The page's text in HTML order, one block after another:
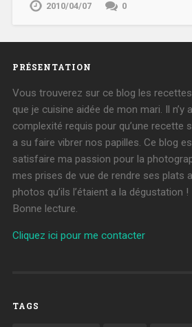
2010/04/07 0
PRÉSENTATION
Vous trouverez sur ce blog les
que je cuisine aidée de mon mari. Il n’y
complexité requis pour qu’une recette
a su faire vibrer nos papilles. Ce blog
satisfaire ma passion pour la
mes prises de vue de rendre ses plats
photos qu’ils l’étaient a la dégustation !
Bonne lecture.
Cliquez ici pour me contacter
TAGS